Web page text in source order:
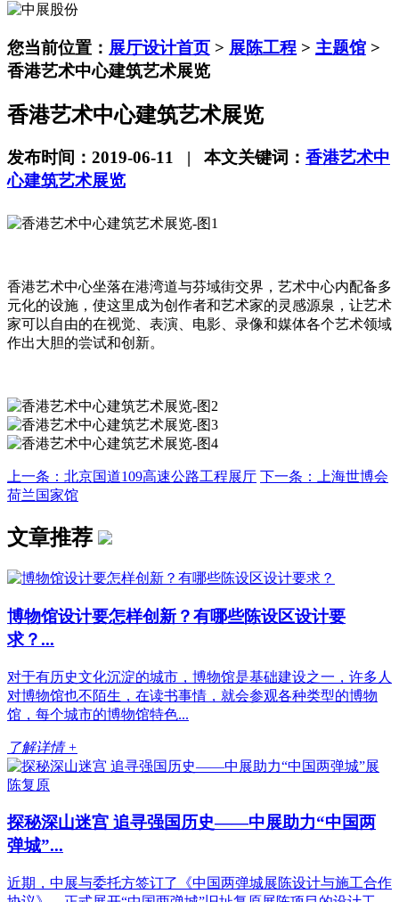
您当前位置： 展厅设计首页 > 展陈工程 > 主题馆 >
香港艺术中心建筑艺术展览
香港艺术中心建筑艺术展览
发布时间：2019-06-11 | 本文关键词： 香港艺术中
心建筑艺术展览
香港艺术中心坐落在港湾道与芬域街交界，艺术中心内配备多
元化的设施，使这里成为创作者和艺术家的灵感源泉，让艺术
家可以自由的在视觉、表演、电影、录像和媒体各个艺术领域
作出大胆的尝试和创新。
上一条：北京国道109高速公路工程展厅 下一条：上海世博会
荷兰国家馆
文章推荐
博物馆设计要怎样创新？有哪些陈设区设计要
求？...
对于有历史文化沉淀的城市，博物馆是基础建设之一，许多人
对博物馆也不陌生，在读书事情，就会参观各种类型的博物
馆，每个城市的博物馆特色...
了解详情 +
探秘深山迷宫 追寻强国历史——中展助力“中国两
弹城”...
近期，中展与委托方签订了《中国两弹城展陈设计与施工合作